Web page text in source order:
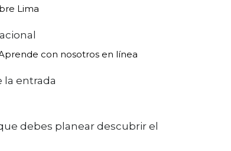
Lima
con nosotros en línea
la entrada
debes planear descubrir el